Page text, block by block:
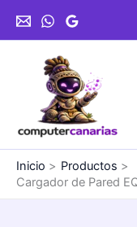
Inicio
Productos
Cargador de Pared
EQUIP
GaN
Blanco
cantidad